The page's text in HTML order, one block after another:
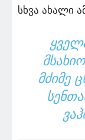
სხვა ახალი
ᲛᲫᲘᲛᲔ